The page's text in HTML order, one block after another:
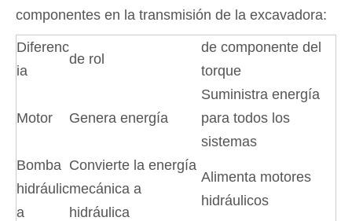
componentes en la transmisión de la excavadora:
Diferenc
ia
de rol
de componente del
torque
Motor Genera energía
Suministra energía
para todos los
sistemas
Bomba
hidráulic
a
Convierte la energía
mecánica a
hidráulica
Alimenta motores
hidráulicos